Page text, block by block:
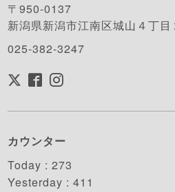
〒950-0137
新潟県新潟市江南区城山４丁
025-382-3247
カウンター
Today :273
Yesterday :411